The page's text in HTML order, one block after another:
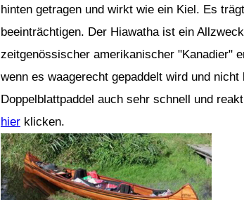
hinten getragen und wirkt wie ein Kiel. Es
beeinträchtigen. Der Hiawatha ist ein
zeitgenössischer amerikanischer "Kanadier"
wenn es waagerecht gepaddelt wird und
Doppelblattpaddel auch sehr schnell und
hier klicken.